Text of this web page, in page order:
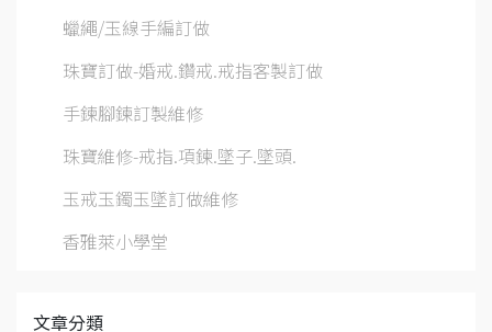
蠟繩/玉線手編訂做
珠寶訂做-婚戒.鑽戒.戒指客製訂做
手鍊腳鍊訂製維修
珠寶維修-戒指.項鍊.墜子.墜頭.
玉戒玉鐲玉墜訂做維修
香雅萊小學堂
文章分類